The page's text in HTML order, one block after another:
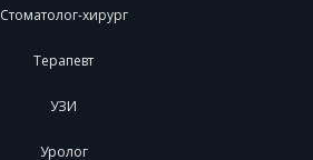
Стоматолог-хирург
Терапевт
УЗИ
Уролог